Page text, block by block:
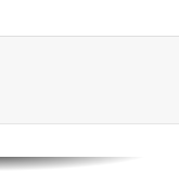
مع نقابة
ضد الإجراءات